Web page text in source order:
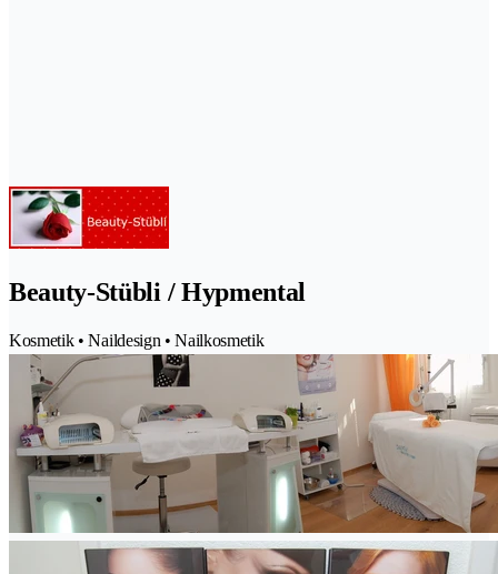
Beauty-Stübli / Hypmental
Kosmetik • Naildesign • Nailkosmetik